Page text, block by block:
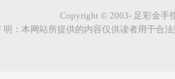
Copyright © 2003- 足彩金手
明：本网站所提供的内容仅供读者用于合